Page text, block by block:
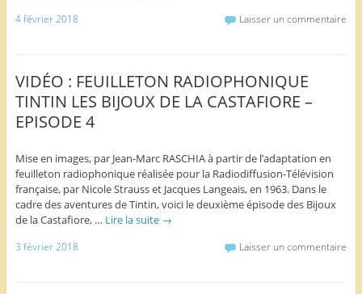
4 février 2018 Laisser un commentaire
VIDÉO : FEUILLETON RADIOPHONIQUE
TINTIN LES BIJOUX DE LA CASTAFIORE –
EPISODE 4
Mise en images, par Jean-Marc RASCHIA à partir de l’adaptation en
feuilleton radiophonique réalisée pour la Radiodiffusion-Télévision
française, par Nicole Strauss et Jacques Langeais, en 1963. Dans le
cadre des aventures de Tintin, voici le deuxième épisode des Bijoux
de la Castafiore, … Lire la suite →
3 février 2018 Laisser un commentaire